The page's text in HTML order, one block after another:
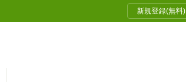
新規登録(無料)